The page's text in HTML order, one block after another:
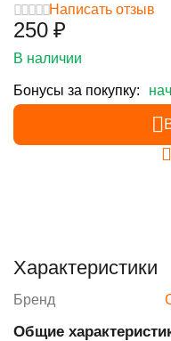
Написать отзыв
‍250‍ ₽
В наличии
Бонусы за покупку:
Характеристики
Бренд
Общие